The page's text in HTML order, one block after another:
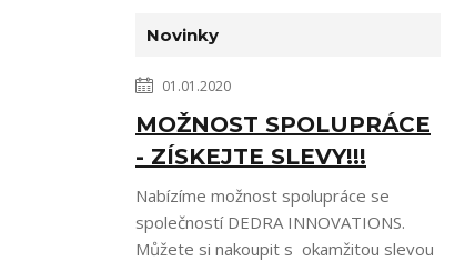
Novinky
01.01.2020
MOŽNOST SPOLUPRÁCE
- ZÍSKEJTE SLEVY!!!
Nabízíme možnost spolupráce se
společností DEDRA INNOVATIONS.
Můžete si nakoupit s okamžitou slevou